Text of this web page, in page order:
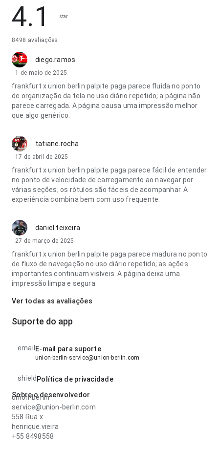
4.1 star
8498 avaliações
diego.ramos
1 de maio de 2025
frankfurt x union berlin palpite paga parece fluida no ponto
de organização da tela no uso diário repetido; a página não
parece carregada. A página causa uma impressão melhor
que algo genérico.
tatiane.rocha
17 de abril de 2025
frankfurt x union berlin palpite paga parece fácil de entender
no ponto de velocidade de carregamento ao navegar por
várias seções; os rótulos são fáceis de acompanhar. A
experiência combina bem com uso frequente.
daniel.teixeira
27 de março de 2025
frankfurt x union berlin palpite paga parece madura no ponto
de fluxo de navegação no uso diário repetido; as ações
importantes continuam visíveis. A página deixa uma
impressão limpa e segura.
Ver todas as avaliações
Suporte do app
email E-mail para suporte
union-berlin-service@union-berlin.com
shield Política de privacidade
Sobre o desenvolvedor
union-berlin
service@union-berlin.com
558 Rua x
henrique.vieira
+55 8498558